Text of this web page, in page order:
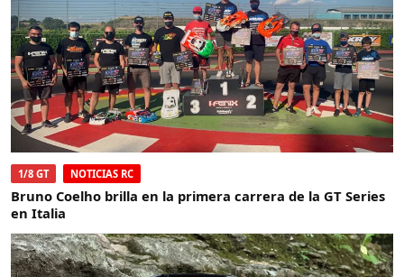
1/8 GT NOTICIAS RC
Bruno Coelho brilla en la primera carrera de la GT Series
en Italia